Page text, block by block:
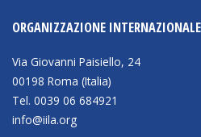
ORGANIZZAZIONE
Via Giovanni Paisiello, 24
00198 Roma (Italia)
Tel. 0039 06 684921
info@iila.org